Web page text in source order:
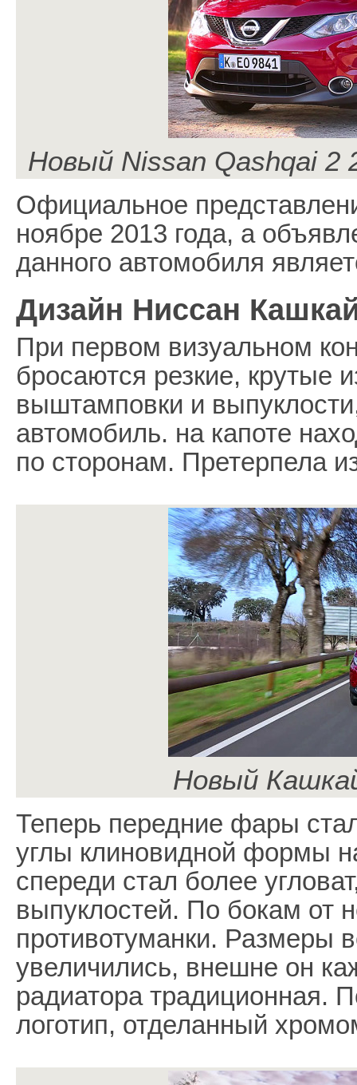
Новый Nissan Qashqai 2
Официальное
ноябре 2013 года, а
данного автомобиля
Дизайн Ниссан
При первом визуальном
бросаются резкие, крутые
выштамповки и
автомобиль. на капоте
по сторонам. Претерпела
Новый
Теперь передние фары
углы клиновидной формы
спереди стал более
выпуклостей. По бокам от
противотуманки. Размеры
увеличились, внешне он
радиатора традиционная.
логотип, отделанный